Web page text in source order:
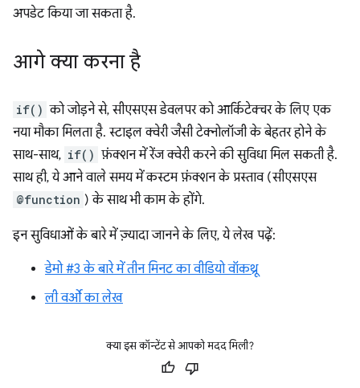
अपडेट किया जा सकता है.
आगे क्या करना है
if() को जोड़ने से, सीएसएस डेवलपर को आर्किटेक्चर के लिए एक
नया मौका मिलता है. स्टाइल क्वेरी जैसी टेक्नोलॉजी के बेहतर होने के
साथ-साथ, if() फ़ंक्शन में रेंज क्वेरी करने की सुविधा मिल सकती है.
साथ ही, ये आने वाले समय में कस्टम फ़ंक्शन के प्रस्ताव (सीएसएस
@function ) के साथ भी काम के होंगे.
इन सुविधाओं के बारे में ज़्यादा जानने के लिए, ये लेख पढ़ें:
डेमो #3 के बारे में तीन मिनट का वीडियो वॉकथ्रू
ली वर्ओ का लेख
क्या इस कॉन्टेंट से आपको मदद मिली?